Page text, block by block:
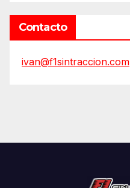
Contacto
ivan@f1sintraccion.com